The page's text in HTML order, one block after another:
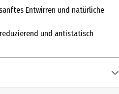
Entwirren und natürliche
und antistatisch